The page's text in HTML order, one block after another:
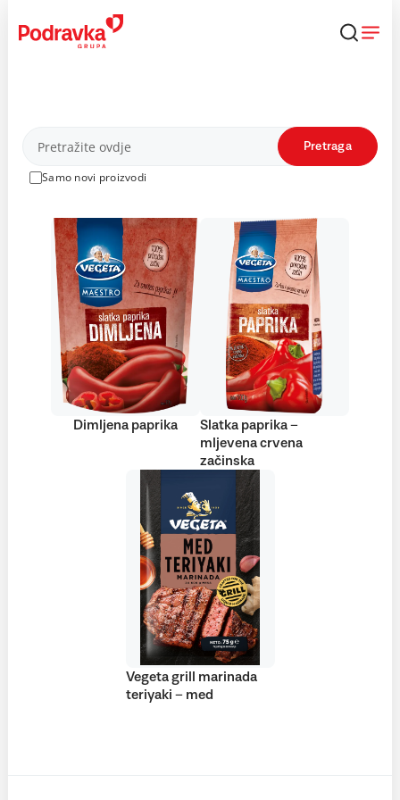
content
Proizvodi
Samo novi proizvodi
Pretraga
Dimljena paprika
Slatka paprika –
mljevena crvena
začinska
Vegeta grill marinada
teriyaki – med